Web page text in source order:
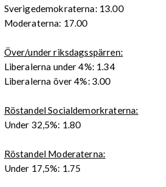
Sverigedemokraterna: 13.00
Moderaterna: 17.00
Över/under riksdagsspärren:
Liberalerna under 4%: 1.34
Liberalerna över 4%: 3.00
Röstandel Socialdemorkraterna:
Under 32,5%: 1.80
Röstandel Moderaterna:
Under 17,5%: 1.75